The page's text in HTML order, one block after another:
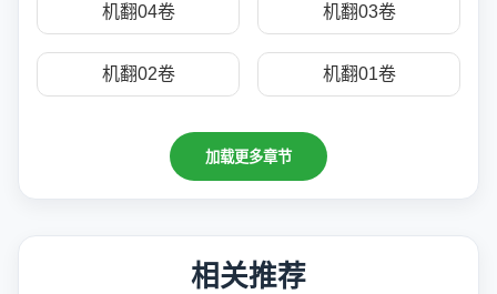
机翻04卷 机翻03卷
机翻02卷 机翻01卷
加载更多章节
相关推荐